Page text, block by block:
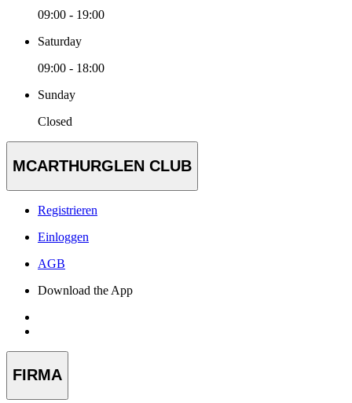
09:00 - 19:00
Saturday
09:00 - 18:00
Sunday
Closed
MCARTHURGLEN CLUB
Registrieren
Einloggen
AGB
Download the App
FIRMA